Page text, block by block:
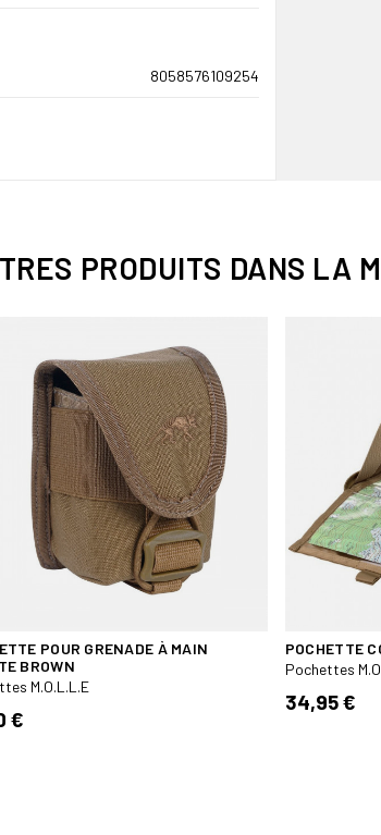
8058576109254
PRODUITS DANS LA
POUR GRENADE À MAIN
BROWN
M.O.L.L.E
€
POCHETTE
Pochettes
34,95 €